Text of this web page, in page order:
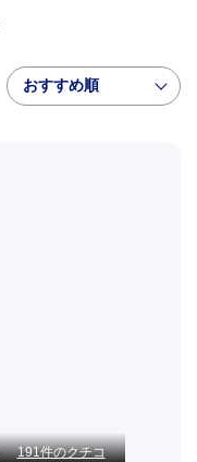
おすすめ順
191件のクチコ